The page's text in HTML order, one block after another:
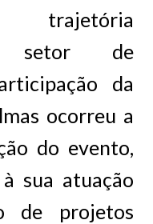
trajetória
setor de
da
ocorreu a
do evento,
sua atuação
de projetos